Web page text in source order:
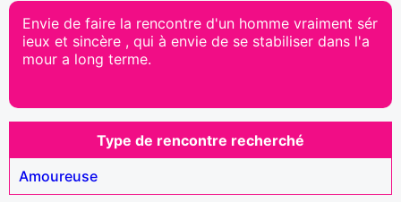
Envie de faire la rencontre d'un homme vraiment sér
ieux et sincère , qui à envie de se stabiliser dans l'a
mour a long terme.
Type de rencontre recherché
Amoureuse